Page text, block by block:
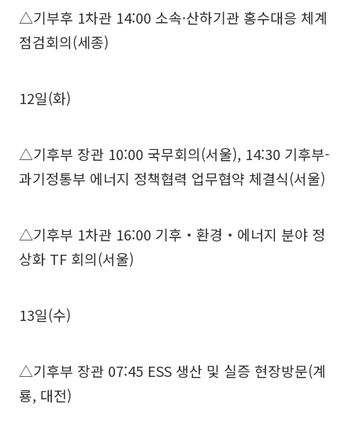
△기부후 1차관 14:00 소속·산하기관 홍수대응 체계
점검회의(세종)
12일(화)
△기후부 장관 10:00 국무회의(서울), 14:30 기후부-
과기정통부 에너지 정책협력 업무협약 체결식(서울)
△기후부 1차관 16:00 기후‧환경‧에너지 분야 정
상화 TF 회의(서울)
13일(수)
△기후부 장관 07:45 ESS 생산 및 실증 현장방문(계
룡, 대전)